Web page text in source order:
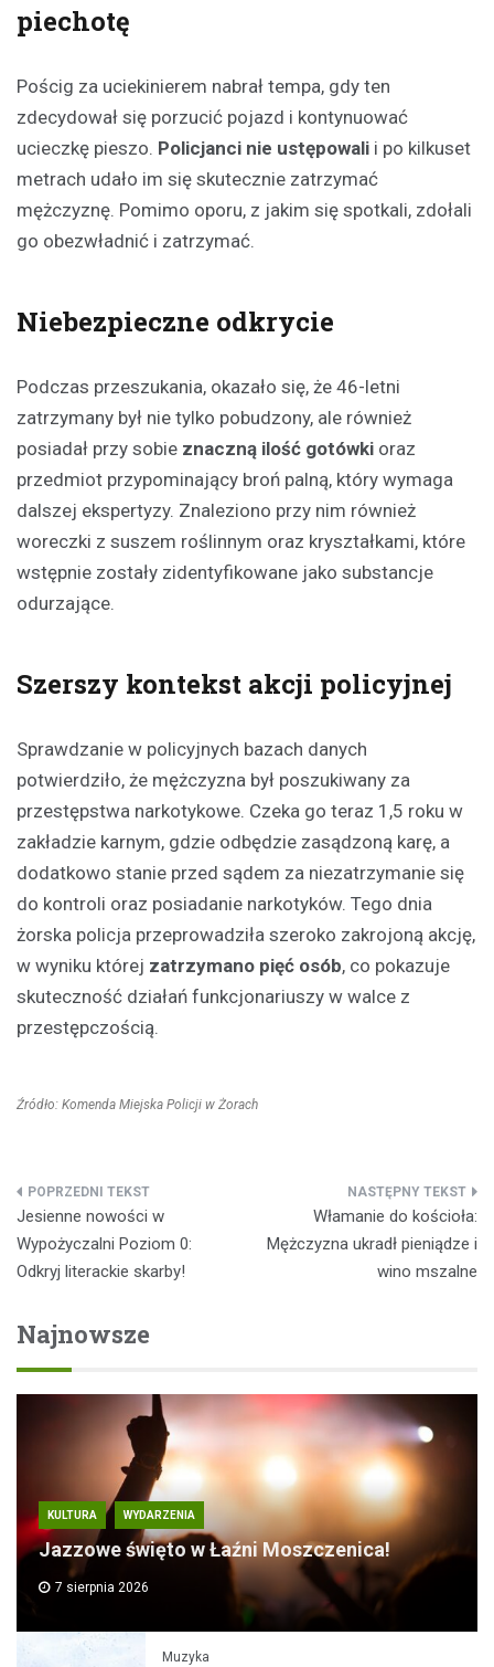
piechotę
Pościg za uciekinierem nabrał tempa, gdy ten
zdecydował się porzucić pojazd i kontynuować
ucieczkę pieszo. Policjanci nie ustępowali i po kilkuset
metrach udało im się skutecznie zatrzymać
mężczyznę. Pomimo oporu, z jakim się spotkali, zdołali
go obezwładnić i zatrzymać.
Niebezpieczne odkrycie
Podczas przeszukania, okazało się, że 46-letni
zatrzymany był nie tylko pobudzony, ale również
posiadał przy sobie znaczną ilość gotówki oraz
przedmiot przypominający broń palną, który wymaga
dalszej ekspertyzy. Znaleziono przy nim również
woreczki z suszem roślinnym oraz kryształkami, które
wstępnie zostały zidentyfikowane jako substancje
odurzające.
Szerszy kontekst akcji policyjnej
Sprawdzanie w policyjnych bazach danych
potwierdziło, że mężczyzna był poszukiwany za
przestępstwa narkotykowe. Czeka go teraz 1,5 roku w
zakładzie karnym, gdzie odbędzie zasądzoną karę, a
dodatkowo stanie przed sądem za niezatrzymanie się
do kontroli oraz posiadanie narkotyków. Tego dnia
żorska policja przeprowadziła szeroko zakrojoną akcję,
w wyniku której zatrzymano pięć osób, co pokazuje
skuteczność działań funkcjonariuszy w walce z
przestępczością.
Źródło: Komenda Miejska Policji w Żorach
Nawigacja
wpisu
Jesienne nowości w
Wypożyczalni Poziom 0:
Odkryj literackie skarby!
Włamanie do kościoła:
Mężczyzna ukradł pieniądze i
wino mszalne
Najnowsze
KULTURA WYDARZENIA
Jazzowe święto w Łaźni Moszczenica!
7 sierpnia 2026
Muzyka